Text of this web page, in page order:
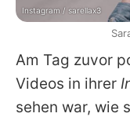
Am Tag zuvor
Videos in ihrer
sehen war, wie
Instagram / sarellax3